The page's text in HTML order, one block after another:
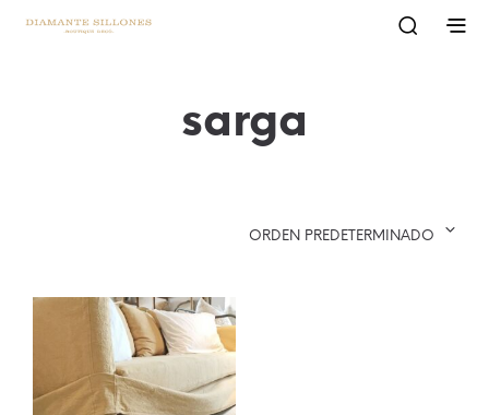
sarga
ORDEN PREDETERMINADO